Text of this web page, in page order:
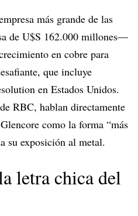
más grande de las
de U$S 162.000 millones—
en cobre para
que incluye
en Estados Unidos.
RBC, hablan directamente
como la forma “más
su exposición al metal.​
letra chica del